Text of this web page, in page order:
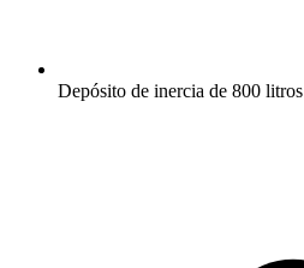
Depósito de inercia de 800 litros